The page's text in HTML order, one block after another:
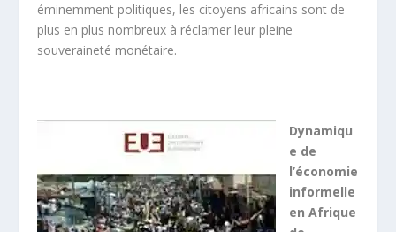
éminemment politiques, les citoyens africains sont de
plus en plus nombreux à réclamer leur pleine
souveraineté monétaire.
Dynamiqu
e de
l’économie
informelle
en Afrique